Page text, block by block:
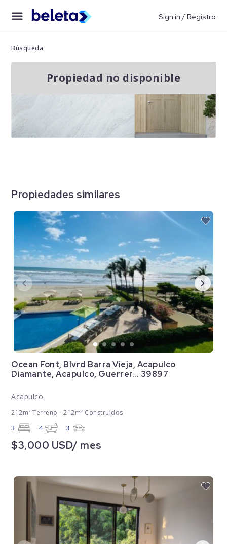
Sign in / Registro
Búsqueda
Propiedad no disponible
Propiedades similares
Ocean Font, Blvrd Barra Vieja, Acapulco
Diamante, Acapulco, Guerrer... 39897
Acapulco
212m² Terreno - 212m² Construidos
3 4 3
$3,000 USD/ mes